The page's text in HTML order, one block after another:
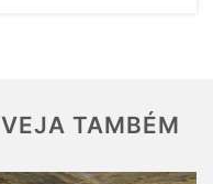
VEJA TAMBÉM